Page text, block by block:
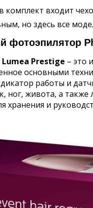
комплект входит
но здесь все
фотоэпилятор
Lumea Prestige – это
основными
работы и
ног, живота, а
хранения и